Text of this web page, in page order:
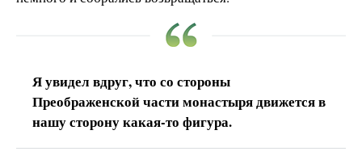
Я увидел вдруг, что со стороны
Преображенской части монастыря движется в
нашу сторону какая-то фигура.